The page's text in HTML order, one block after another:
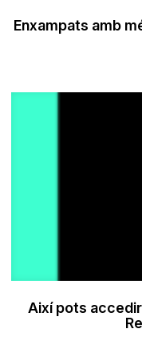
Enxampats amb
Així pots